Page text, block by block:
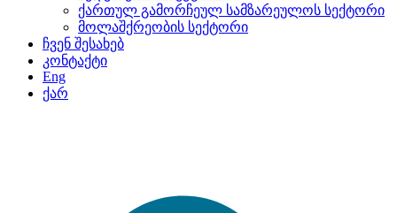
ქართულ გამორჩეულ სამზარეულოს სექტორი
მოლაშქრეობის სექტორი
ჩვენ შესახებ
კონტაქტი
Eng
ქარ